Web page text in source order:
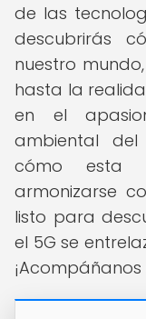
de las
descubrirás
nuestro
hasta la
en el
ambiental del
cómo esta
armonizarse
listo para
el 5G se